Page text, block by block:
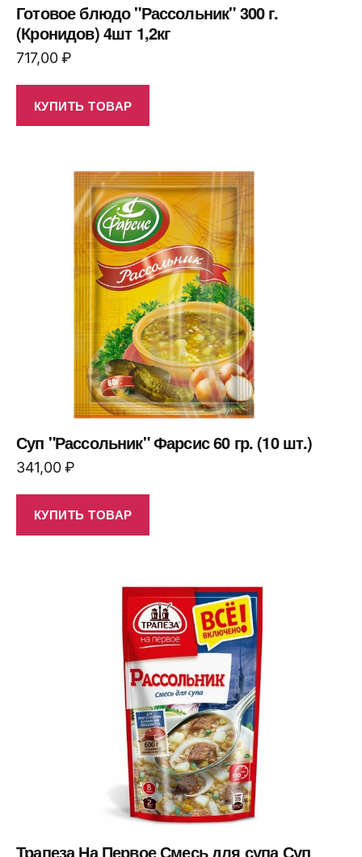
Готовое блюдо "Рассольник" 300 г.
(Кронидов) 4шт 1,2кг
717,00₽
КУПИТЬ ТОВАР
Суп "Рассольник" Фарсис 60 гр. (10 шт.)
341,00₽
КУПИТЬ ТОВАР
Трапеза На Первое Смесь для супа Суп